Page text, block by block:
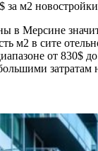
м2 новостройки
в Мерсине
м2 в сите
от 830$
затратам